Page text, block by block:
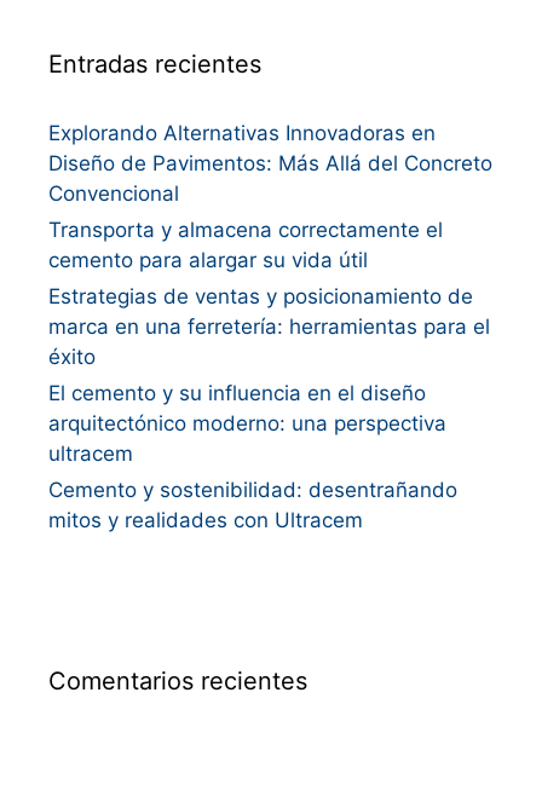
Entradas recientes
Explorando Alternativas Innovadoras en
Diseño de Pavimentos: Más Allá del Concreto
Convencional
Transporta y almacena correctamente el
cemento para alargar su vida útil
Estrategias de ventas y posicionamiento de
marca en una ferretería: herramientas para el
éxito
El cemento y su influencia en el diseño
arquitectónico moderno: una perspectiva
ultracem
Cemento y sostenibilidad: desentrañando
mitos y realidades con Ultracem
Comentarios recientes